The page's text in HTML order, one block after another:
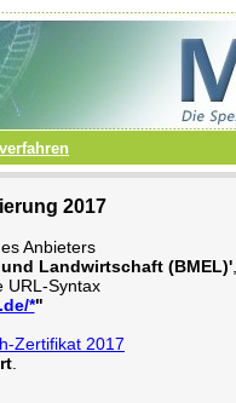
2017
Anbieters
Landwirtschaft (BMEL)',
URL-Syntax
*"
Zertifikat 2017
.